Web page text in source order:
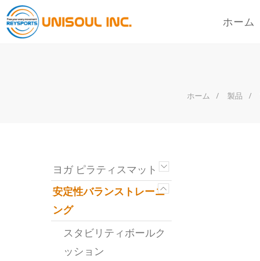
ホーム
ホーム 製品
ヨガ ピラティスマット
安定性バランストレーニ
ング
スタビリティボールク
ッション